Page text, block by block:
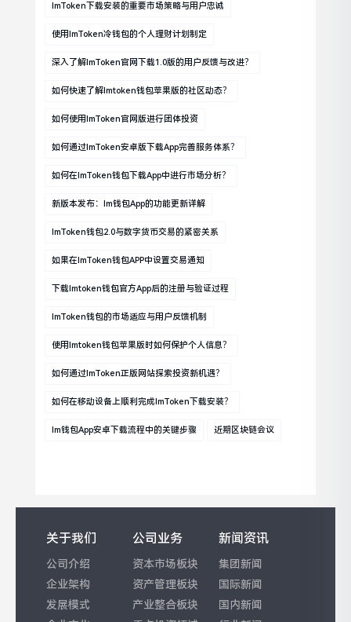
ImToken下载安装的重要市场策略与用户忠诚
使用imToken冷钱包的个人理财计划制定
深入了解imToken官网下载1.0版的用户反馈与改进？
如何快速了解imtoken钱包苹果版的社区动态？
如何使用imToken官网版进行团体投资
如何通过imToken安卓版下载app完善服务体系？
如何在imToken钱包下载app中进行市场分析？
新版本发布：im钱包App的功能更新详解
ImToken钱包2.0与数字货币交易的紧密关系
如果在imToken钱包APP中设置交易通知
下载imtoken钱包官方app后的注册与验证过程
ImToken钱包的市场适应与用户反馈机制
使用imtoken钱包苹果版时如何保护个人信息？
如何通过imToken正版网站探索投资新机遇？
如何在移动设备上顺利完成imToken下载安装？
Im钱包App安卓下载流程中的关键步骤 近期区块链会议
关于我们
公司介绍
企业架构
发展模式
公司业务
资本市场板块
资产管理板块
产业整合板块
新闻资讯
集团新闻
国际新闻
国内新闻